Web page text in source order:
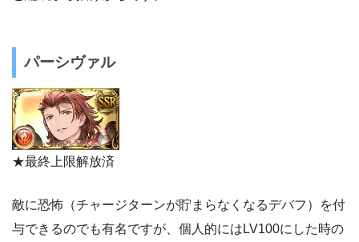
パーシヴァル
★最終上限解放済
敵に恐怖（チャージターンが貯まらなくなるデバフ）を付
与できるのでも有名ですが、個人的にはLV100にした時の